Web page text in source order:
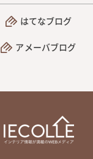
はてなブログ
アメーバブログ